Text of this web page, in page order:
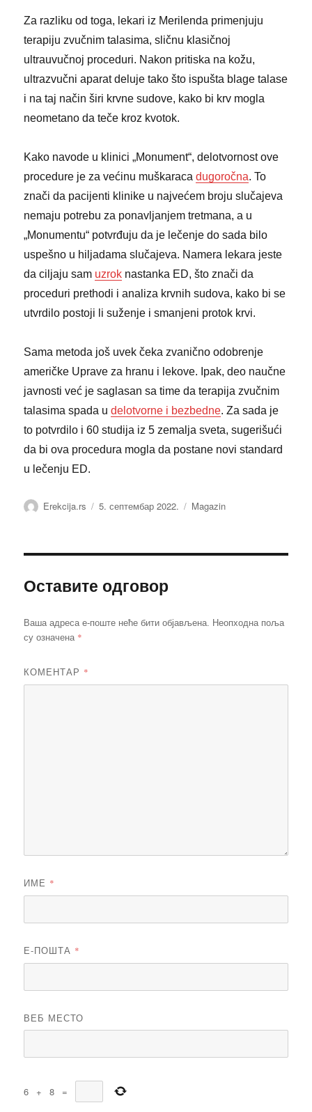
Za razliku od toga, lekari iz Merilenda primenjuju
terapiju zvučnim talasima, sličnu klasičnoj
ultrauvučnoj proceduri. Nakon pritiska na kožu,
ultrazvučni aparat deluje tako što ispušta blage talase
i na taj način širi krvne sudove, kako bi krv mogla
neometano da teče kroz kvotok.
Kako navode u klinici „Monument“, delotvornost ove
procedure je za većinu muškaracadugoročna. To
znači da pacijenti klinike u najvećem broju slučajeva
nemaju potrebu za ponavljanjem tretmana, a u
„Monumentu“ potvrđuju da je lečenje do sada bilo
uspešno u hiljadama slučajeva. Namera lekara jeste
da ciljaju sam uzrok nastanka ED, što znači da
proceduri prethodi i analiza krvnih sudova, kako bi se
utvrdilo postoji li suženje i smanjeni protok krvi.
Sama metoda još uvek čeka zvanično odobrenje
američke Uprave za hranu i lekove. Ipak, deo naučne
javnosti već je saglasan sa time da terapija zvučnim
talasima spada udelotvorne i bezbedne. Za sada je
to potvrdilo i 60 studija iz 5 zemalja sveta, sugerišući
da bi ova procedura mogla da postane novi standard
u lečenju ED.
Аутор
Erekcija.rs Објављено
5. септембар 2022. Категорије
Magazin
Оставите одговор
Ваша адреса е-поште неће бити објављена. Неопходна поља
су означена *
КОМЕНТАР *
ИМЕ *
Е-ПОШТА *
ВЕБ МЕСТО
6 + 8 =